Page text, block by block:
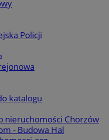
Policji
katalogu
nieruchomości Chorzów
- Budowa Hal